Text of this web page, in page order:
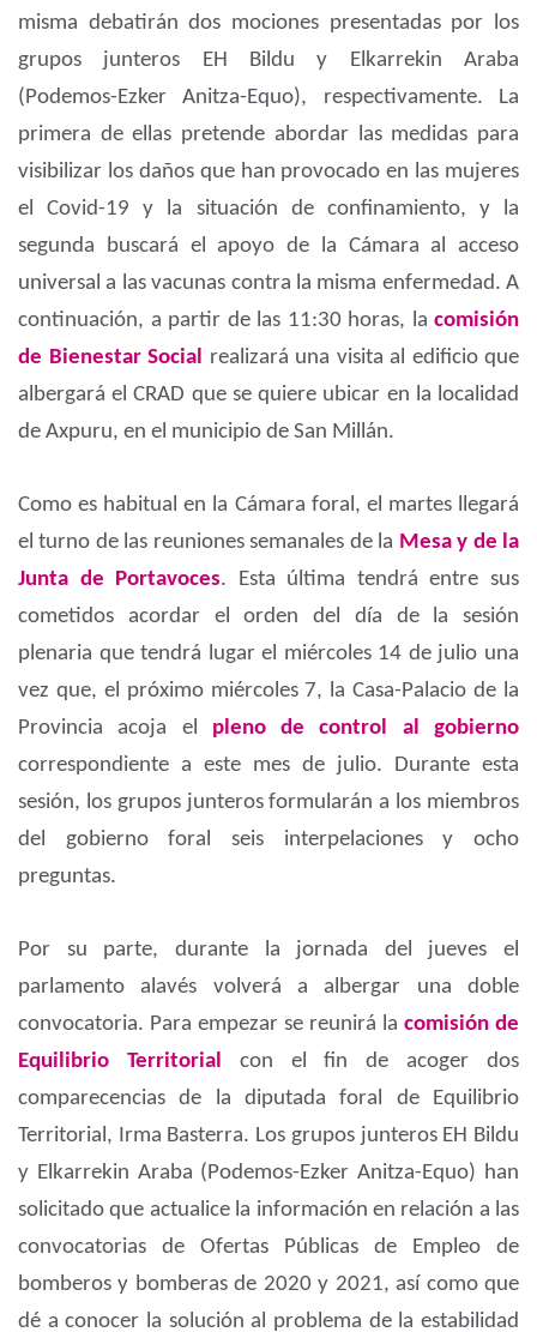
misma debatirán dos mociones presentadas por los
grupos junteros EH Bildu y Elkarrekin Araba
(Podemos-Ezker Anitza-Equo), respectivamente. La
primera de ellas pretende abordar las medidas para
visibilizar los daños que han provocado en las mujeres
el Covid-19 y la situación de confinamiento, y la
segunda buscará el apoyo de la Cámara al acceso
universal a las vacunas contra la misma enfermedad. A
continuación, a partir de las 11:30 horas, la comisión
de Bienestar Social realizará una visita al edificio que
albergará el CRAD que se quiere ubicar en la localidad
de Axpuru, en el municipio de San Millán.
Como es habitual en la Cámara foral, el martes llegará
el turno de las reuniones semanales de la Mesa y de la
Junta de Portavoces. Esta última tendrá entre sus
cometidos acordar el orden del día de la sesión
plenaria que tendrá lugar el miércoles 14 de julio una
vez que, el próximo miércoles 7, la Casa-Palacio de la
Provincia acoja el pleno de control al gobierno
correspondiente a este mes de julio. Durante esta
sesión, los grupos junteros formularán a los miembros
del gobierno foral seis interpelaciones y ocho
preguntas.
Por su parte, durante la jornada del jueves el
parlamento alavés volverá a albergar una doble
convocatoria. Para empezar se reunirá la comisión de
Equilibrio Territorial con el fin de acoger dos
comparecencias de la diputada foral de Equilibrio
Territorial, Irma Basterra. Los grupos junteros EH Bildu
y Elkarrekin Araba (Podemos-Ezker Anitza-Equo) han
solicitado que actualice la información en relación a las
convocatorias de Ofertas Públicas de Empleo de
bomberos y bomberas de 2020 y 2021, así como que
dé a conocer la solución al problema de la estabilidad